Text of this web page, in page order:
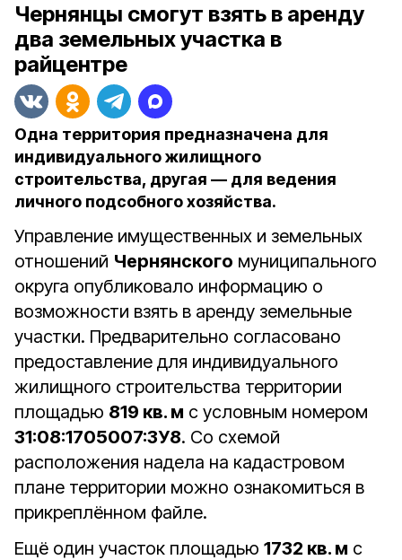
Чернянцы смогут взять в аренду
два земельных участка в
райцентре
Одна территория предназначена для
индивидуального жилищного
строительства, другая — для ведения
личного подсобного хозяйства.
Управление имущественных и земельных
отношений Чернянского муниципального
округа опубликовало информацию о
возможности взять в аренду земельные
участки. Предварительно согласовано
предоставление для индивидуального
жилищного строительства территории
площадью 819 кв. м с условным номером
31:08:1705007:ЗУ8. Со схемой
расположения надела на кадастровом
плане территории можно ознакомиться в
прикреплённом файле.
Ещё один участок площадью 1732 кв. м с